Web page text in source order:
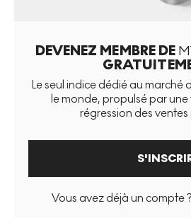
DEVENEZ MEMBRE DE
Le seul indice dédié au marché
le monde, propulsé par
régression des ventes
Vous avez déjà un compte ?